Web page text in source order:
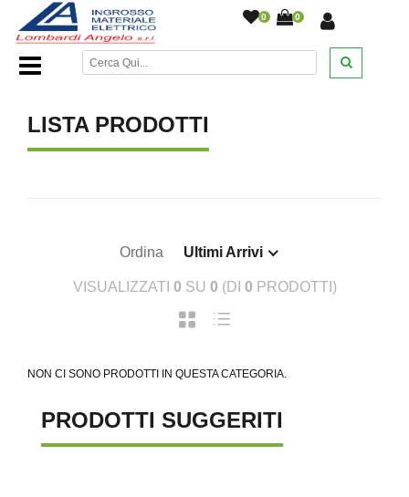
0 0
Home Page/SCAME/
LISTA PRODOTTI
Ordina Ultimi Arrivi
VISUALIZZATI 0 SU 0 (DI 0 PRODOTTI)
NON CI SONO PRODOTTI IN QUESTA CATEGORIA.
PRODOTTI SUGGERITI